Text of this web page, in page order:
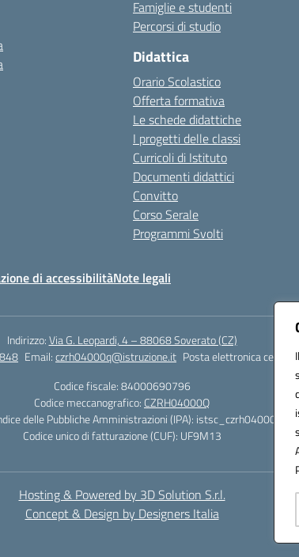
Famiglie e studenti
Percorsi di studio
Didattica
Orario Scolastico
Offerta formativa
Le schede didattiche
I progetti delle classi
Curricoli di Istituto
Documenti didattici
Convitto
Corso Serale
Programmi Svolti
di accessibilitàNote legali
Indirizzo:Via G. Leopardi, 4 – 88068 Soverato (CZ)
Email:czrh04000q@istruzione.it Posta elettronica
Codice fiscale: 84000690796
Codice meccanografico: CZRH04000Q
delle Pubbliche Amministrazioni (IPA): istsc_czrh04000q
Codice unico di fatturazione (CUF): UF9M13
Hosting & Powered by 3D Solution S.r.l.
Concept & Design by Designers Italia